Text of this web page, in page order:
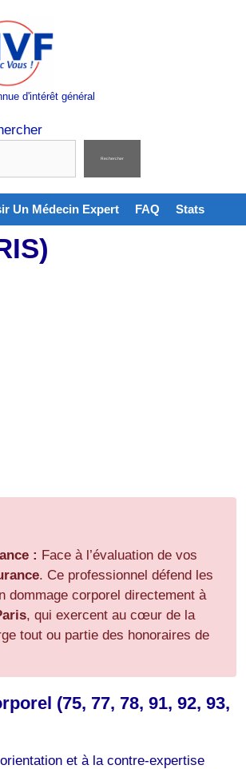
d'intérêt général
Rechercher
Un Médecin Expert FAQ Stats
: Face à l’évaluation de vos
. Ce professionnel défend les
dommage corporel directement à
, qui exercent au cœur de la
tout ou partie des honoraires de
(75, 77, 78, 91, 92, 93,
et à la contre-expertise